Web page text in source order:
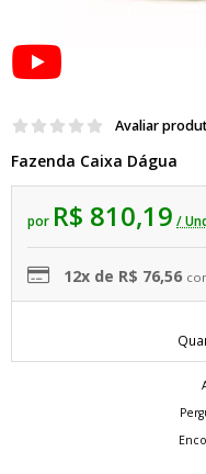
Avaliar
Fazenda Caixa Dágua
por R$ 810,19 /
12x de R$ 76,56